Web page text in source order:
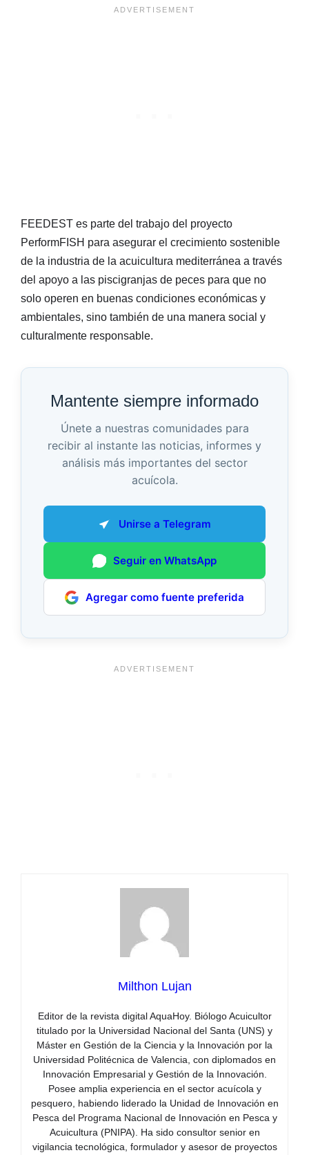
FEEDEST es parte del trabajo del proyecto
PerformFISH para asegurar el crecimiento sostenible
de la industria de la acuicultura mediterránea a través
del apoyo a las piscigranjas de peces para que no
solo operen en buenas condiciones económicas y
ambientales, sino también de una manera social y
culturalmente responsable.
Mantente siempre informado
Únete a nuestras comunidades para
recibir al instante las noticias, informes y
análisis más importantes del sector
acuícola.
Unirse a Telegram
Seguir en WhatsApp
Agregar como fuente preferida
Milthon Lujan
Editor de la revista digital AquaHoy. Biólogo Acuicultor
titulado por la Universidad Nacional del Santa (UNS) y
Máster en Gestión de la Ciencia y la Innovación por la
Universidad Politécnica de Valencia, con diplomados en
Innovación Empresarial y Gestión de la Innovación.
Posee amplia experiencia en el sector acuícola y
pesquero, habiendo liderado la Unidad de Innovación en
Pesca del Programa Nacional de Innovación en Pesca y
Acuicultura (PNIPA). Ha sido consultor senior en
vigilancia tecnológica, formulador y asesor de proyectos